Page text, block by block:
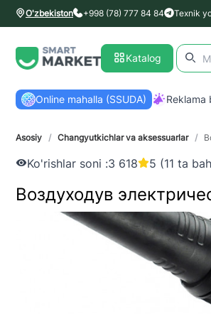
O'zbekiston +998 (78) 777 84 84 Texnik
Katalog
Online mahalla (SSUDA) Reklama
Asosiy / Changyutkichlar va aksessuarlar /
Ko'rishlar soni :3 618 5 (11 ta
Воздуходув